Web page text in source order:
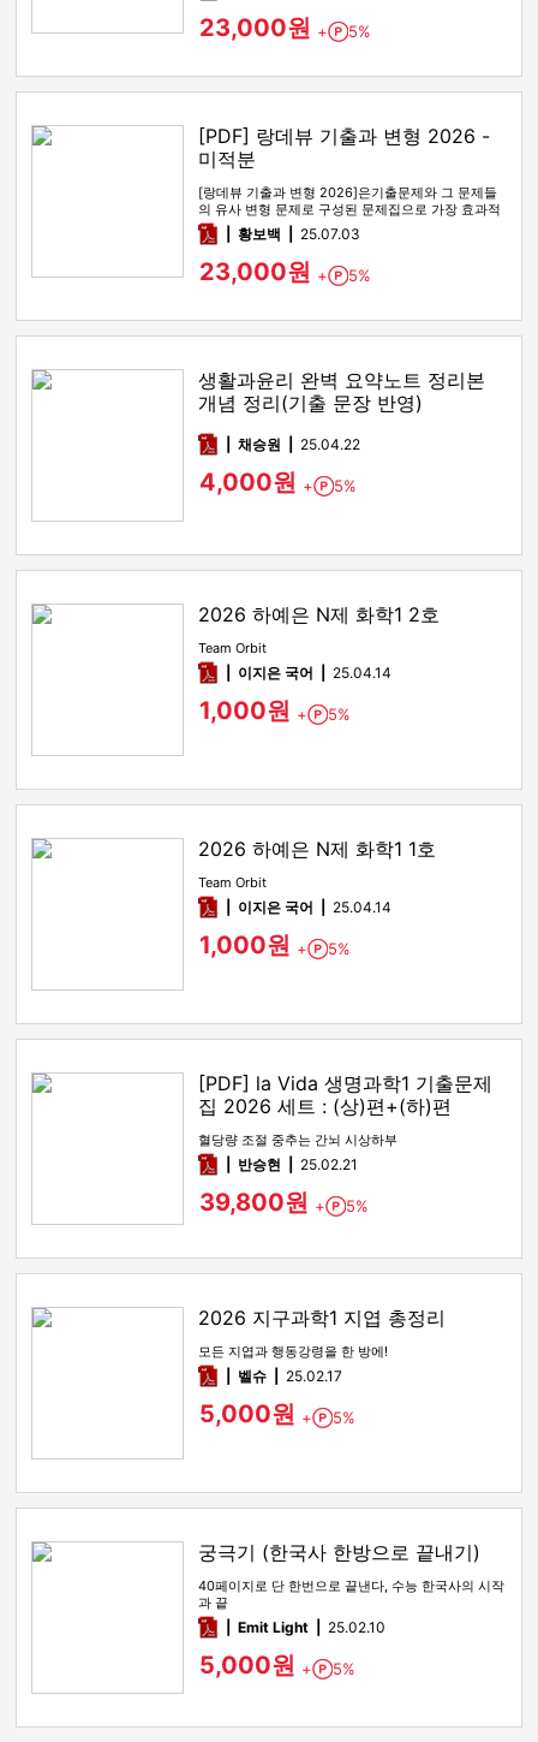
23,000원 + Point
5%
[PDF] 랑데뷰 기출과 변형 2026 -
미적분
[랑데뷰 기출과 변형 2026]은기출문제와 그 문제들
의 유사 변형 문제로 구성된 문제집으로 가장 효과적
인 기출문제 공부 방법…
pdf황보백 25.07.03
23,000원 + Point
5%
생활과윤리 완벽 요약노트 정리본
개념 정리(기출 문장 반영)
pdf채승원 25.04.22
4,000원 + Point
5%
2026 하예은 N제 화학1 2호
Team Orbit
pdf이지은 국어 25.04.14
1,000원 + Point
5%
2026 하예은 N제 화학1 1호
Team Orbit
pdf이지은 국어 25.04.14
1,000원 + Point
5%
[PDF] la Vida 생명과학1 기출문제
집 2026 세트 : (상)편+(하)편
혈당량 조절 중추는 간뇌 시상하부
pdf반승현 25.02.21
39,800원 + Point
5%
2026 지구과학1 지엽 총정리
모든 지엽과 행동강령을 한 방에!
pdf벨슈 25.02.17
5,000원 + Point
5%
궁극기 (한국사 한방으로 끝내기)
40페이지로 단 한번으로 끝낸다, 수능 한국사의 시작
과 끝
pdfEmit Light 25.02.10
5,000원 + Point
5%